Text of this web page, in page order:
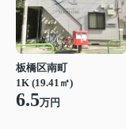
板橋区南町
1K (19.41㎡)
6.5万円